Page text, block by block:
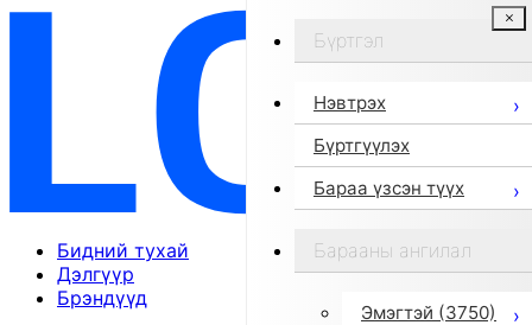
Бидний тухай
Дэлгүүр
Брэндүүд
Бүртгэл
Нэвтрэх
Бүртгүүлэх
Бараа үзсэн түүх
Барааны ангилал
Эмэгтэй (3750)